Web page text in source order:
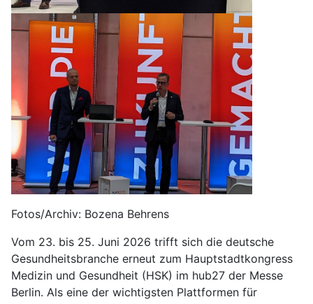
Fotos/Archiv: Bozena Behrens
Vom 23. bis 25. Juni 2026 trifft sich die deutsche
Gesundheitsbranche erneut zum Hauptstadtkongress
Medizin und Gesundheit (HSK) im hub27 der Messe
Berlin. Als eine der wichtigsten Plattformen für